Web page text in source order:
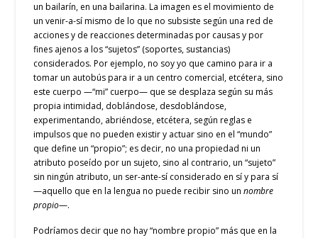
un bailarín, en una bailarina. La imagen es el movimiento de
un venir-a-sí mismo de lo que no subsiste según una red de
acciones y de reacciones determinadas por causas y por
fines ajenos a los “sujetos” (soportes, sustancias)
considerados. Por ejemplo, no soy yo que camino para ir a
tomar un autobús para ir a un centro comercial, etcétera, sino
este cuerpo —“mi” cuerpo— que se desplaza según su más
propia intimidad, doblándose, desdoblándose,
experimentando, abriéndose, etcétera, según reglas e
impulsos que no pueden existir y actuar sino en el “mundo”
que define un “propio”; es decir, no una propiedad ni un
atributo poseído por un sujeto, sino al contrario, un “sujeto”
sin ningún atributo, un ser-ante-sí considerado en sí y para sí
—aquello que en la lengua no puede recibir sino unnombre
propio—.
Podríamos decir que no hay “nombre propio” más que en la